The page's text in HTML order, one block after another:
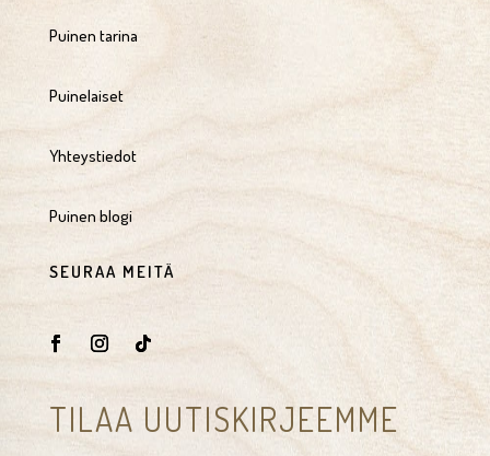
Puinen tarina
Puinelaiset
Yhteystiedot
Puinen blogi
SEURAA MEITÄ
TILAA UUTISKIRJEEMME